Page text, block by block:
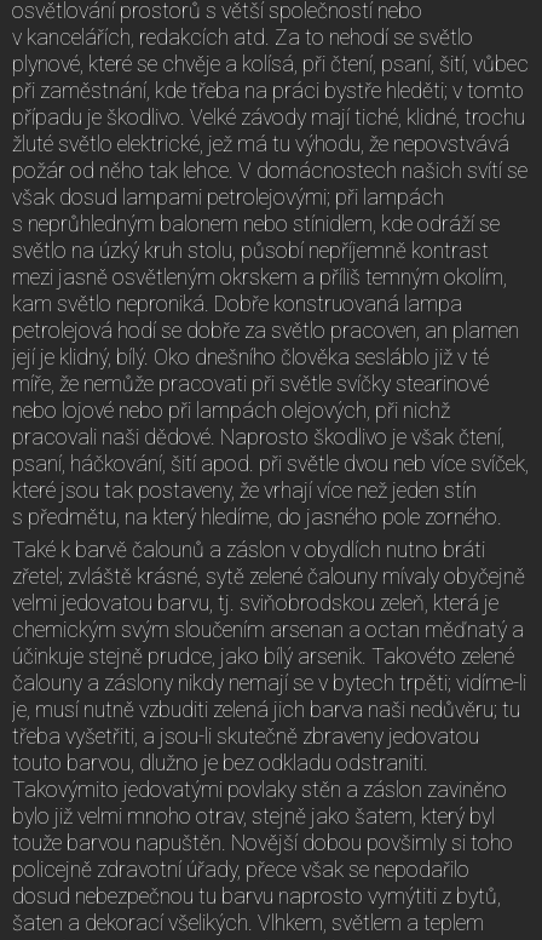
osvětlování prostorů s větší společností nebo
v kancelářích, redakcích atd. Za to nehodí se světlo
plynové, které se chvěje a kolísá, při čtení, psaní, šití, vůbec
při zaměstnání, kde třeba na práci bystře hleděti; v tomto
případu je škodlivo. Velké závody mají tiché, klidné, trochu
žluté světlo elektrické, jež má tu výhodu, že nepovstvává
požár od něho tak lehce. V domácnostech našich svítí se
však dosud lampami petrolejovými; při lampách
s neprůhledným balonem nebo stínidlem, kde odráží se
světlo na úzký kruh stolu, působí nepříjemně kontrast
mezi jasně osvětleným okrskem a příliš temným okolím,
kam světlo neproniká. Dobře konstruovaná lampa
petrolejová hodí se dobře za světlo pracoven, an plamen
její je klidný, bílý. Oko dnešního člověka sesláblo již v té
míře, že nemůže pracovati při světle svíčky stearinové
nebo lojové nebo při lampách olejových, při nichž
pracovali naši dědové. Naprosto škodlivo je však čtení,
psaní, háčkování, šití apod. při světle dvou neb více svíček,
které jsou tak postaveny, že vrhají více než jeden stín
s předmětu, na který hledíme, do jasného pole zorného.
Také k barvě čalounů a záslon v obydlích nutno bráti
zřetel; zvláště krásné, sytě zelené čalouny mívaly obyčejně
velmi jedovatou barvu, tj. sviňobrodskou zeleň, která je
chemickým svým sloučením arsenan a octan měďnatý a
účinkuje stejně prudce, jako bílý arsenik. Takovéto zelené
čalouny a záslony nikdy nemají se v bytech trpěti; vidíme-li
je, musí nutně vzbuditi zelená jich barva naši nedůvěru; tu
třeba vyšetřiti, a jsou-li skutečně zbraveny jedovatou
touto barvou, dlužno je bez odkladu odstraniti.
Takovýmito jedovatými povlaky stěn a záslon zaviněno
bylo již velmi mnoho otrav, stejně jako šatem, který byl
touže barvou napuštěn. Novější dobou povšimly si toho
policejně zdravotní úřady, přece však se nepodařilo
dosud nebezpečnou tu barvu naprosto vymýtiti z bytů,
šaten a dekorací všelikých. Vlhkem, světlem a teplem